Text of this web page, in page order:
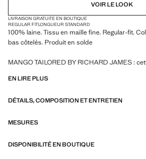
VOIR LE LOOK
LIVRAISON GRATUITE EN BOUTIQUE
REGULAR FITLONGUEUR STANDARD
100% laine. Tissu en maille fine. Regular-fit.
bas côtelés. Produit en solde
MANGO TAILORED BY RICHARD JAMES :
James avec l'essence contemporaine de
la réinterprétation des imprimés et motifs de
haute qualité.
EN LIRE PLUS
DÉTAILS, COMPOSITION ET ENTRETIEN
MESURES
DISPONIBILITÉ EN BOUTIQUE